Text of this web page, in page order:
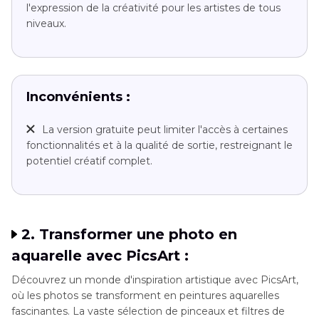
l'expression de la créativité pour les artistes de tous
niveaux.
Inconvénients :
La version gratuite peut limiter l'accès à certaines
fonctionnalités et à la qualité de sortie, restreignant le
potentiel créatif complet.
2. Transformer une photo en
aquarelle avec PicsArt :
Découvrez un monde d'inspiration artistique avec PicsArt,
où les photos se transforment en peintures aquarelles
fascinantes. La vaste sélection de pinceaux et filtres de